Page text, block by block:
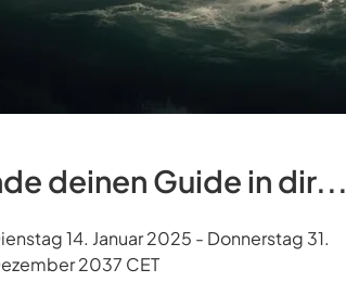
deinen Guide in dir...
14. Januar 2025 - Donnerstag 31.
2037 CET